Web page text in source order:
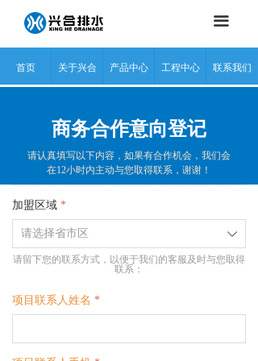
首页 关于兴合 产品中心 工程中心 联系我们
끀
商务合作意向登记
请认真填写以下内容，如果有合作机会，我们会
在12小时内主动与您取得联系，谢谢！
加盟区域 *
ꄳ
请留下您的联系方式，以便于我们的客服及时与您取得
联系：
项目联系人姓名 *